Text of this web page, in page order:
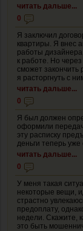
читать дальше...
0
Я заключил
квартиры. Я внес
работы
к работе. Но
сможет закончить
я расторгнуть с
читать дальше...
0
Я был должен
оформили
эту расписку
деньги теперь
читать дальше...
0
У меня такая
некоторые вещи,
страстно
предоплату,
недели. Скажите,
это быть